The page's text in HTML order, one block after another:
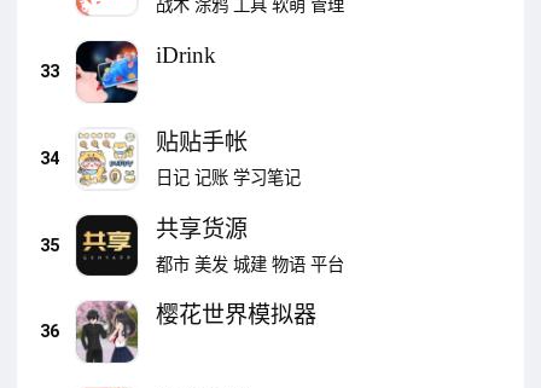
战术 涂鸦 工具 软萌 管理
33
iDrink
34
贴贴手帐
日记 记账 学习笔记
35
共享货源
都市 美发 城建 物语 平台
36
樱花世界模拟器